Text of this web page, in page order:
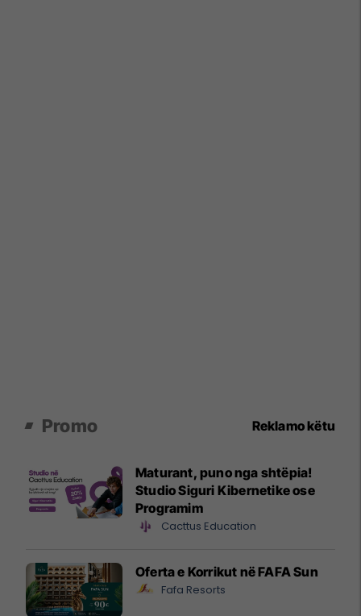
Promo Reklamo këtu
Maturant, puno nga shtëpia!
Studio Siguri Kibernetike ose
Programim
Cacttus Education
Oferta e Korrikut në FAFA Sun
Fafa Resorts